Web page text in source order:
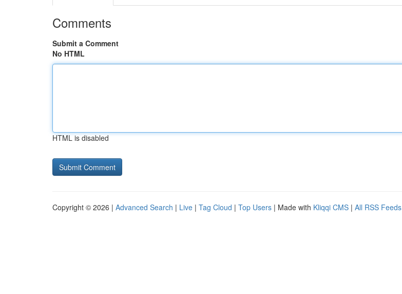
Comments
Submit a Comment
No HTML
HTML is disabled
Copyright © 2026 | Advanced Search | Live | Tag Cloud | Top Users | Made with Kliqqi CMS | All RSS Feeds